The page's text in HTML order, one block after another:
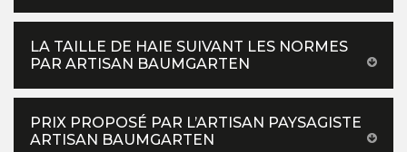
LA TAILLE DE HAIE SUIVANT LES NORMES
PAR ARTISAN BAUMGARTEN
PRIX PROPOSÉ PAR L’ARTISAN PAYSAGISTE
ARTISAN BAUMGARTEN